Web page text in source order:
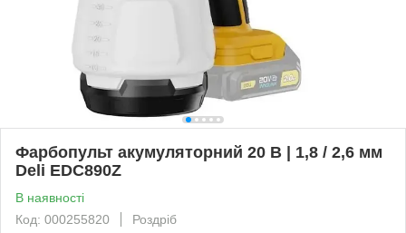
Фарбопульт акумуляторний 20 В | 1,8 / 2,6 мм
Deli EDC890Z
В наявності
Код: 000255820
Роздріб